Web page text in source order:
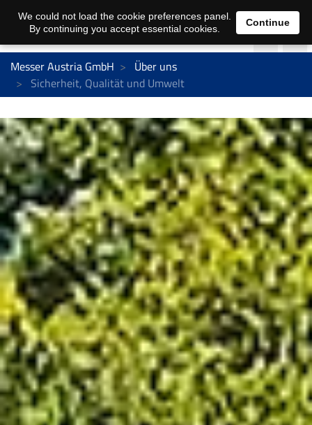
Messer Austria GmbH
Über uns
Sicherheit, Qualität und Umwelt
We could not load the cookie preferences panel.
By continuing you accept essential cookies.
Continue